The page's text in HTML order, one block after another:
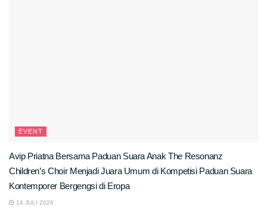
EVENT
Avip Priatna Bersama Paduan Suara Anak The Resonanz
Children’s Choir Menjadi Juara Umum di Kompetisi Paduan Suara
Kontemporer Bergengsi di Eropa
14 JULI 2026